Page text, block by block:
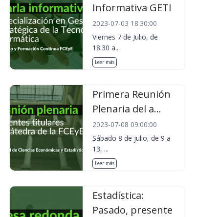
Informativa GETI
2023-07-03 18:30:00
Viernes 7 de Julio, de
18.30 a...
Leer más
Primera Reunión
Plenaria del a...
2023-07-08 09:00:00
Sábado 8 de julio, de 9 a
13, ...
Leer más
Estadística:
Pasado, presente